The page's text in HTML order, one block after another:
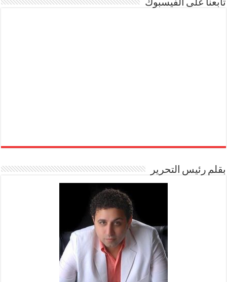
تابعنا على الفيسبوك
بقلم رئيس التحرير